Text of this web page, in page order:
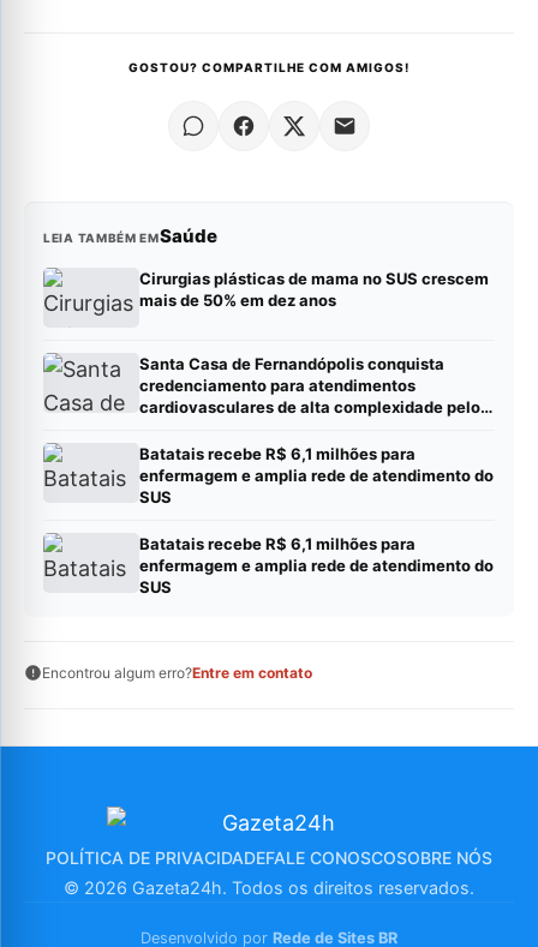
GOSTOU? COMPARTILHE COM AMIGOS!
LEIA TAMBÉM EMSaúde
Cirurgias plásticas de mama no SUS crescem
mais de 50% em dez anos
Santa Casa de Fernandópolis conquista
credenciamento para atendimentos
cardiovasculares de alta complexidade pelo
Batatais recebe R$ 6,1 milhões para
enfermagem e amplia rede de atendimento do
SUS
Batatais recebe R$ 6,1 milhões para
enfermagem e amplia rede de atendimento do
SUS
Encontrou algum erro?Entre em contato
POLÍTICA DE PRIVACIDADEFALE CONOSCOSOBRE NÓS
© 2026 Gazeta24h. Todos os direitos reservados.
Desenvolvido por Rede de Sites BR